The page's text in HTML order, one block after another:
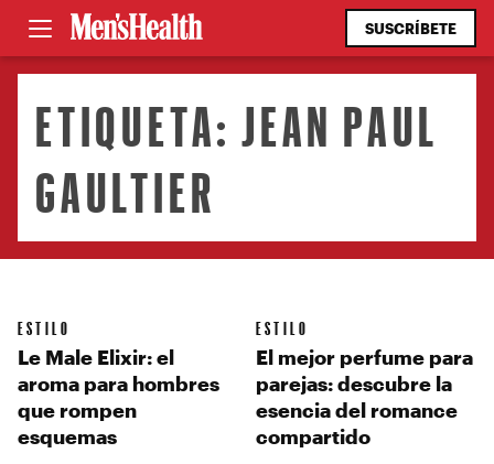
SUSCRÍBETE
ETIQUETA:JEAN PAUL
GAULTIER
ESTILO
Le Male Elixir: el
aroma para hombres
que rompen
esquemas
ESTILO
El mejor perfume para
parejas: descubre la
esencia del romance
compartido